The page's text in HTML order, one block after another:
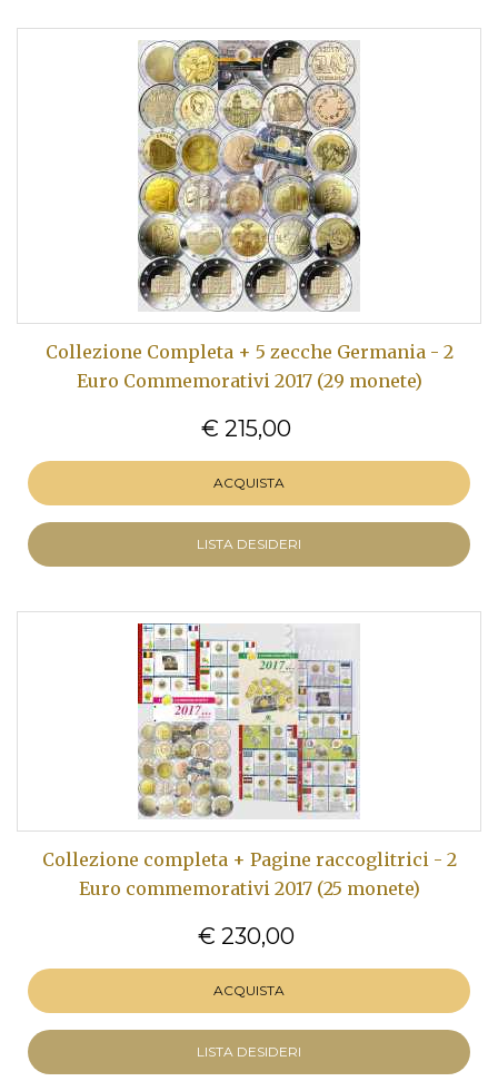
Collezione Completa + 5 zecche Germania - 2
Euro Commemorativi 2017 (29 monete)
€ 215,00
ACQUISTA
LISTA DESIDERI
Collezione completa + Pagine raccoglitrici - 2
Euro commemorativi 2017 (25 monete)
€ 230,00
ACQUISTA
LISTA DESIDERI